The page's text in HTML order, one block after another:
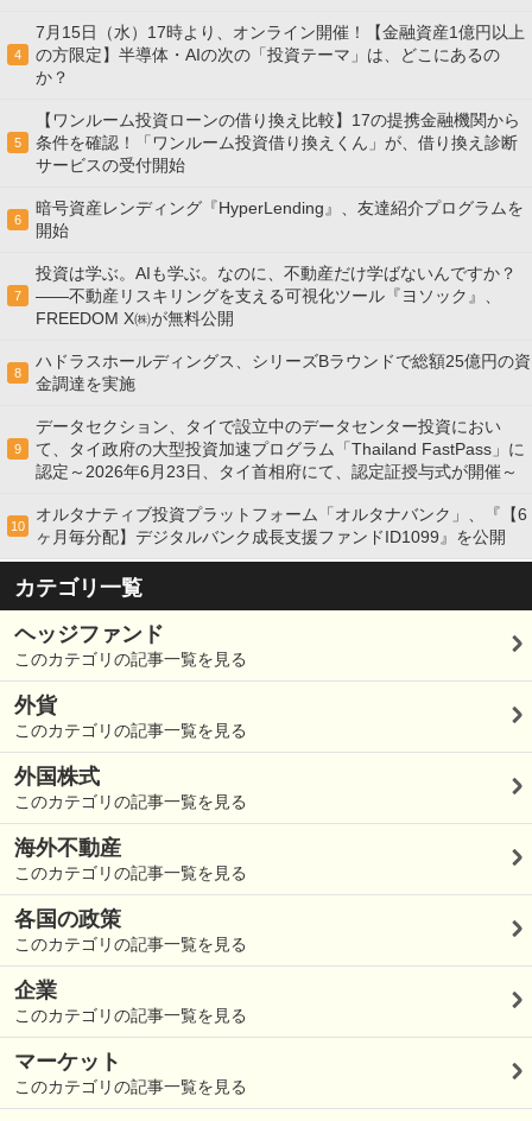
4
7月15日（水）17時より、オンライン開催！【金融資産1億円以上
の方限定】半導体・AIの次の「投資テーマ」は、どこにあるの
か？
5
【ワンルーム投資ローンの借り換え比較】17の提携金融機関から
条件を確認！「ワンルーム投資借り換えくん」が、借り換え診断
サービスの受付開始
6
暗号資産レンディング『HyperLending』、友達紹介プログラムを
開始
7
投資は学ぶ。AIも学ぶ。なのに、不動産だけ学ばないんですか？
——不動産リスキリングを支える可視化ツール『ヨソック』、
FREEDOM X㈱が無料公開
8
ハドラスホールディングス、シリーズBラウンドで総額25億円の資
金調達を実施
9
データセクション、タイで設立中のデータセンター投資におい
て、タイ政府の大型投資加速プログラム「Thailand FastPass」に
認定～2026年6月23日、タイ首相府にて、認定証授与式が開催～
10
オルタナティブ投資プラットフォーム「オルタナバンク」、『【6
ヶ月毎分配】デジタルバンク成長支援ファンドID1099』を公開
カテゴリ一覧
ヘッジファンド
このカテゴリの記事一覧を見る
外貨
このカテゴリの記事一覧を見る
外国株式
このカテゴリの記事一覧を見る
海外不動産
このカテゴリの記事一覧を見る
各国の政策
このカテゴリの記事一覧を見る
企業
このカテゴリの記事一覧を見る
マーケット
このカテゴリの記事一覧を見る